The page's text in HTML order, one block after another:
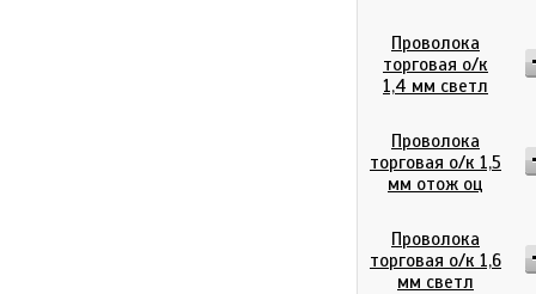
Проволока
торговая о/к
1,4 мм светл
Проволока
торговая о/к 1,5
мм отож оц
Проволока
торговая о/к 1,6
мм светл